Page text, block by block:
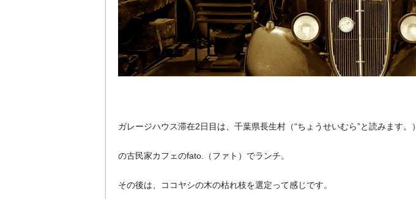
ガレージハウス滞在2日目は、千葉県長生村（“ちょうせいむら”と読みます。）
の古民家カフェのfato.（ファト）でランチ。
その後は、ココヤシの木の枯れ枝を選定って感じです。